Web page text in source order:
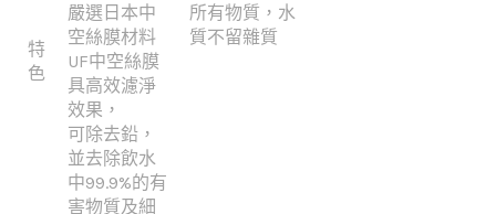
特
色
嚴選日本中
空絲膜材料
UF中空絲膜
具高效濾淨
效果，
可除去鉛，
並去除飲水
中99.9%的有
害物質及細
所有物質，水
質不留雜質